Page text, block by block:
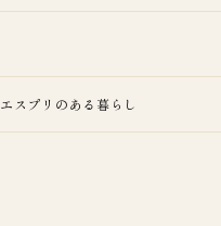
エスプリのある暮らし